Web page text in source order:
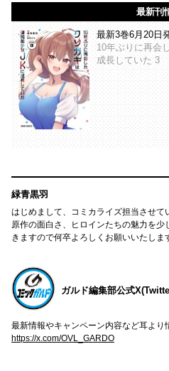
最新刊
最新3巻6月20日
10年ぶりに再会
成長していた 3
緑青黒羽
はじめまして、コミカライズ担当させて
原作の面白さ、ヒロインたちの魅力を
きますので何卒よろしくお願いいたしま
ガルド編集部公式
最新情報やキャンペーン内容など耳より
https://x.com/OVL_GARDO